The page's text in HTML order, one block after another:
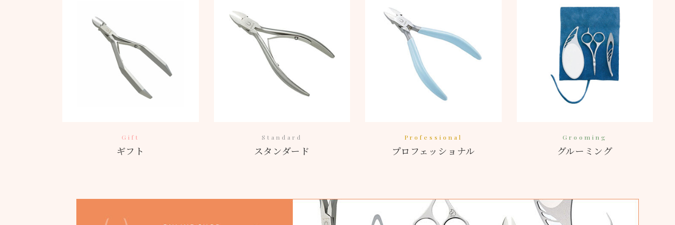
Gift
ギフト
Standard
スタンダード
Professional
プロフェッショナル
Grooming
グルーミング